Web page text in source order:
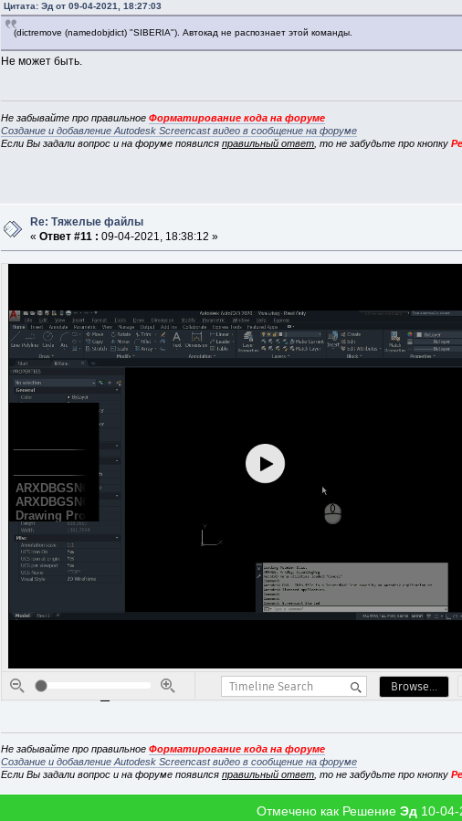
Цитата: Эд от 09-04-2021, 18:27:03
(dictremove (namedobjdict) "SIBERIA"). Автокад не распознает этой команды.
Не может быть.
Не забывайте про правильноеФорматирование кода на форуме
Создание и добавление Autodesk Screencast видео в сообщение на форуме
Если Вы задали вопрос и на форуме появилсяправильный ответ , то не забудьте про кнопку
Re: Тяжелые файлы
«Ответ #11 : 09-04-2021, 18:38:12 »
Не забывайте про правильноеФорматирование кода на форуме
Создание и добавление Autodesk Screencast видео в сообщение на форуме
Если Вы задали вопрос и на форуме появилсяправильный ответ , то не забудьте про кнопку
Отмечено как Решение Эд10-04-